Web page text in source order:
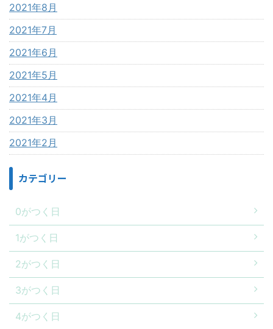
2021年8月
2021年7月
2021年6月
2021年5月
2021年4月
2021年3月
2021年2月
カテゴリー
0がつく日
1がつく日
2がつく日
3がつく日
4がつく日